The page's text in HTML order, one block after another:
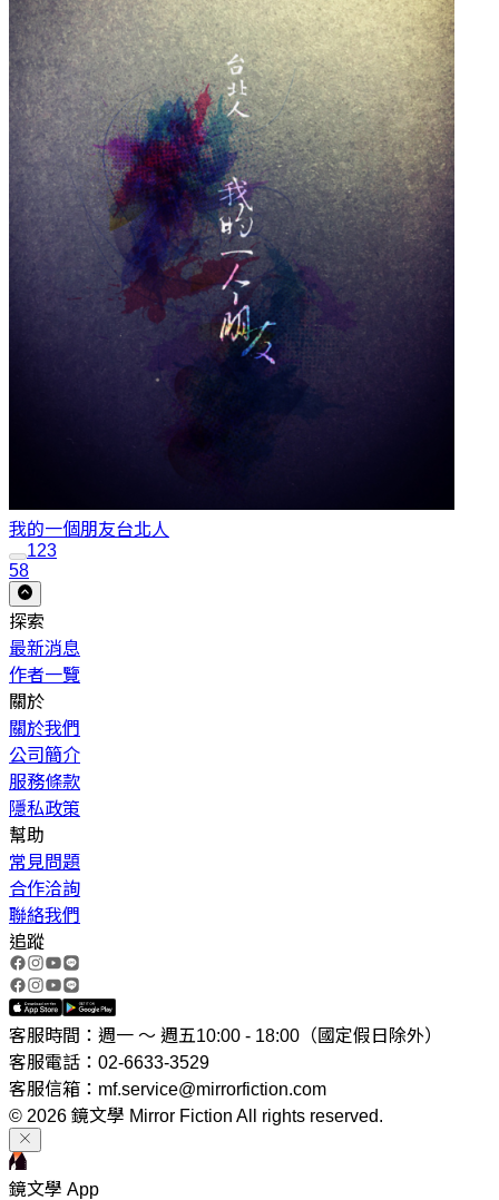
我的一個朋友台北人
123
58
探索
最新消息
作者一覽
關於
關於我們
公司簡介
服務條款
隱私政策
幫助
常見問題
合作洽詢
聯絡我們
追蹤
客服時間：週一 ～ 週五10:00 - 18:00（國定假日除外）
客服電話：02-6633-3529
客服信箱：mf.service@mirrorfiction.com
© 2026 鏡文學 Mirror Fiction All rights reserved.
鏡文學 App